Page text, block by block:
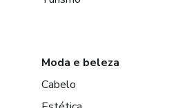
Moda e beleza
Cabelo